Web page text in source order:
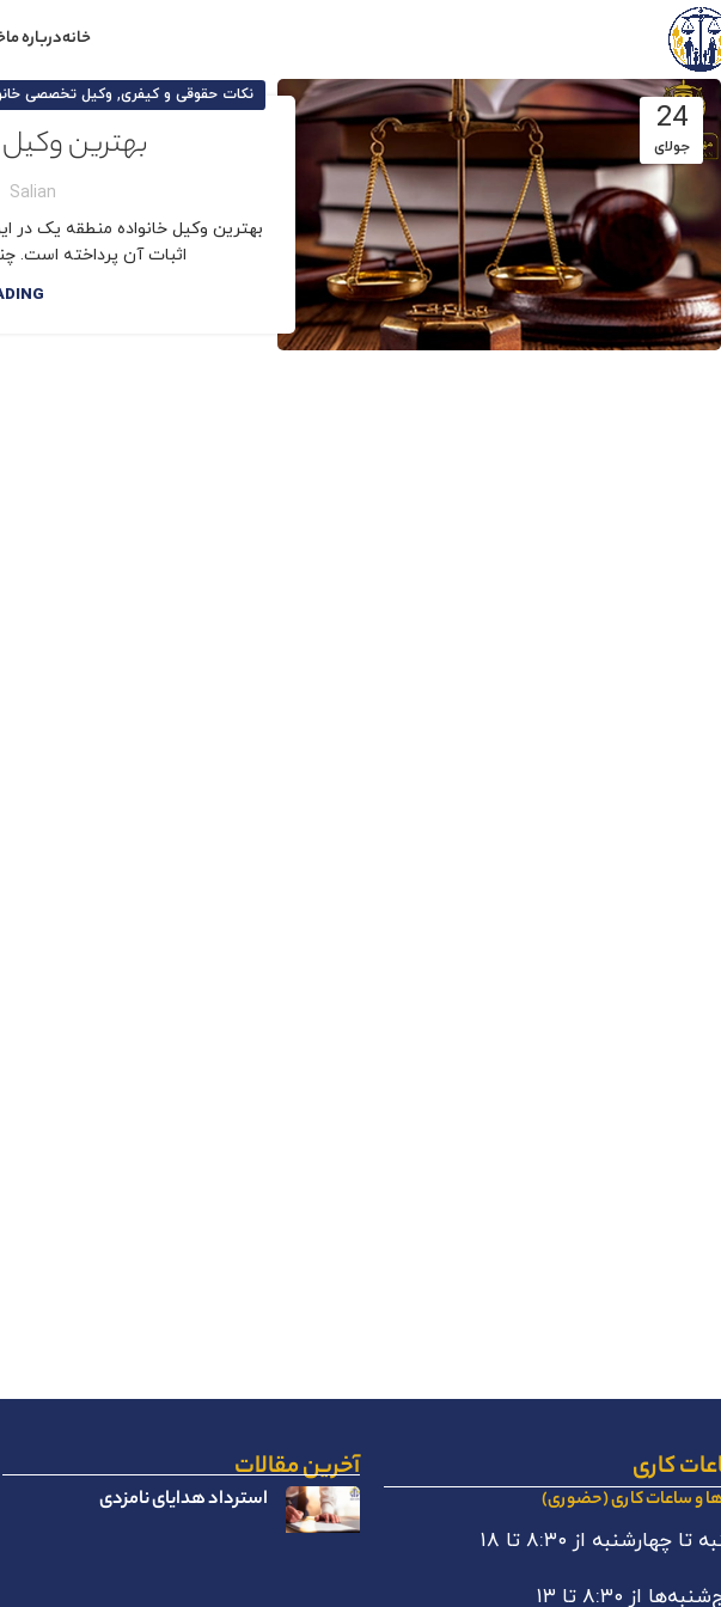
خانهدرباره ما
24
جولای
نکات حقوقی و کیفری, وکیل تخصصی
بهترین
Salian
بهترین وکیل خانواده منطقه یک در
اثبات آن پرداخته است.
کاری
و ساعات کاری (حضوری)
تا چهارشنبه از ۸:۳۰ تا ۱۸
از ۸:۳۰ تا ۱۳
آخرین مقالات
استرداد هدایای نامزدی